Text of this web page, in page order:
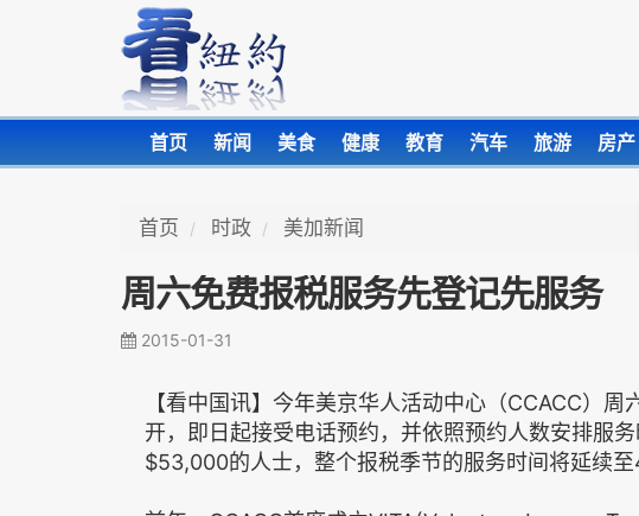
首页 新闻 美食 健康 教育 汽车 旅游 房产
首页 时政 美加新闻
周六免费报税服务先登记先服务
2015-01-31
【看中国讯】今年美京华人活动中心（CCACC）
开，即日起接受电话预约，并依照预约人数安排服
$53,000的人士，整个报税季节的服务时间将延续至4